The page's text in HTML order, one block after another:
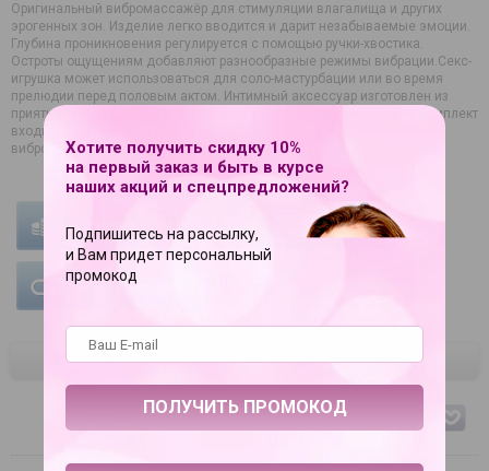
Оригинальный вибромассажёр для стимуляции влагалища и других
эрогенных зон. Изделие легко вводится и дарит незабываемые эмоции.
Глубина проникновения регулируется с помощью ручки-хвостика.
Остроты ощущениям добавляют разнообразные режимы вибрации.Секс-
игрушка может использоваться для соло-мастурбации или во время
прелюдии перед половым актом. Интимный аксессуар изготовлен из
приятного на ощупь материала. Прост в использовании уходе. В комплект
входит USB провод. Включение/выключение/переключение
виброрежимов – кнопка на ручке-хвостике. Рабочая длина - 8,5 см.
УСЛОВИЯ ДОСТАВКИ
ГАРАНТИЯ НА ТОВАР
ЦВЕТ
Хотите получить скидку 10%
на первый заказ и быть в курсе
наших акций и спецпредложений?
Подпишитесь на рассылку,
и Вам придет персональный
промокод